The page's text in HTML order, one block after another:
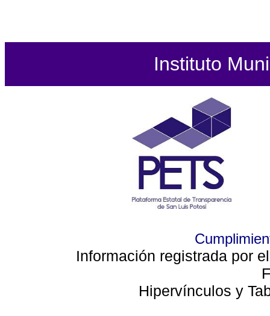
Instituto
Información registrada por
Hipervínculos y